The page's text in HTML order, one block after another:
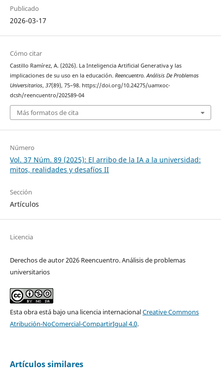
Publicado
2026-03-17
Cómo citar
Castillo Ramírez, A. (2026). La Inteligencia Artificial Generativa y las
implicaciones de su uso en la educación. Reencuentro. Análisis De Problemas
Universitarios, 37(89), 75–98. https://doi.org/10.24275/uamxoc-
dcsh/reencuentro/202589-04
Más formatos de cita
Número
Vol. 37 Núm. 89 (2025): El arribo de la IA a la universidad:
mitos, realidades y desafíos II
Sección
Artículos
Licencia
Derechos de autor 2026 Reencuentro. Análisis de problemas
universitarios
Esta obra está bajo una licencia internacionalCreative Commons
Atribución-NoComercial-CompartirIgual 4.0.
Artículos similares